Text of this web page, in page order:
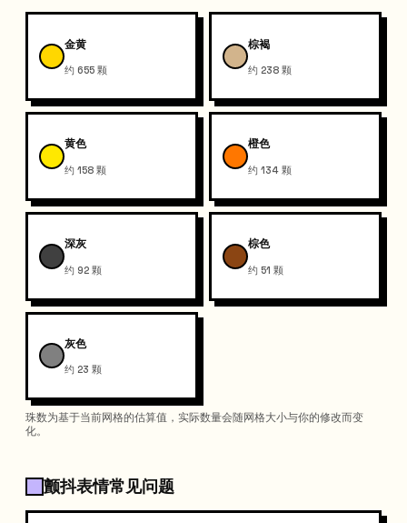
金黄
约 655 颗
棕褐
约 238 颗
黄色
约 158 颗
橙色
约 134 颗
深灰
约 92 颗
棕色
约 51 颗
灰色
约 23 颗
珠数为基于当前网格的估算值，实际数量会随网格大小与你的修改而变
化。
颤抖表情常见问题